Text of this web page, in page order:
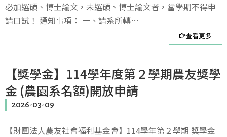
必加選碩、博士論文，未選碩、博士論文者，當學期不得申
請口試！ 通知事項： 一、請系所轉…
查看更多
【獎學金】114學年度第２學期農友獎學
金 (農園系名額)開放申請
2026-03-09
【財團法人農友社會福利基金會】114學年第２學期 獎學金